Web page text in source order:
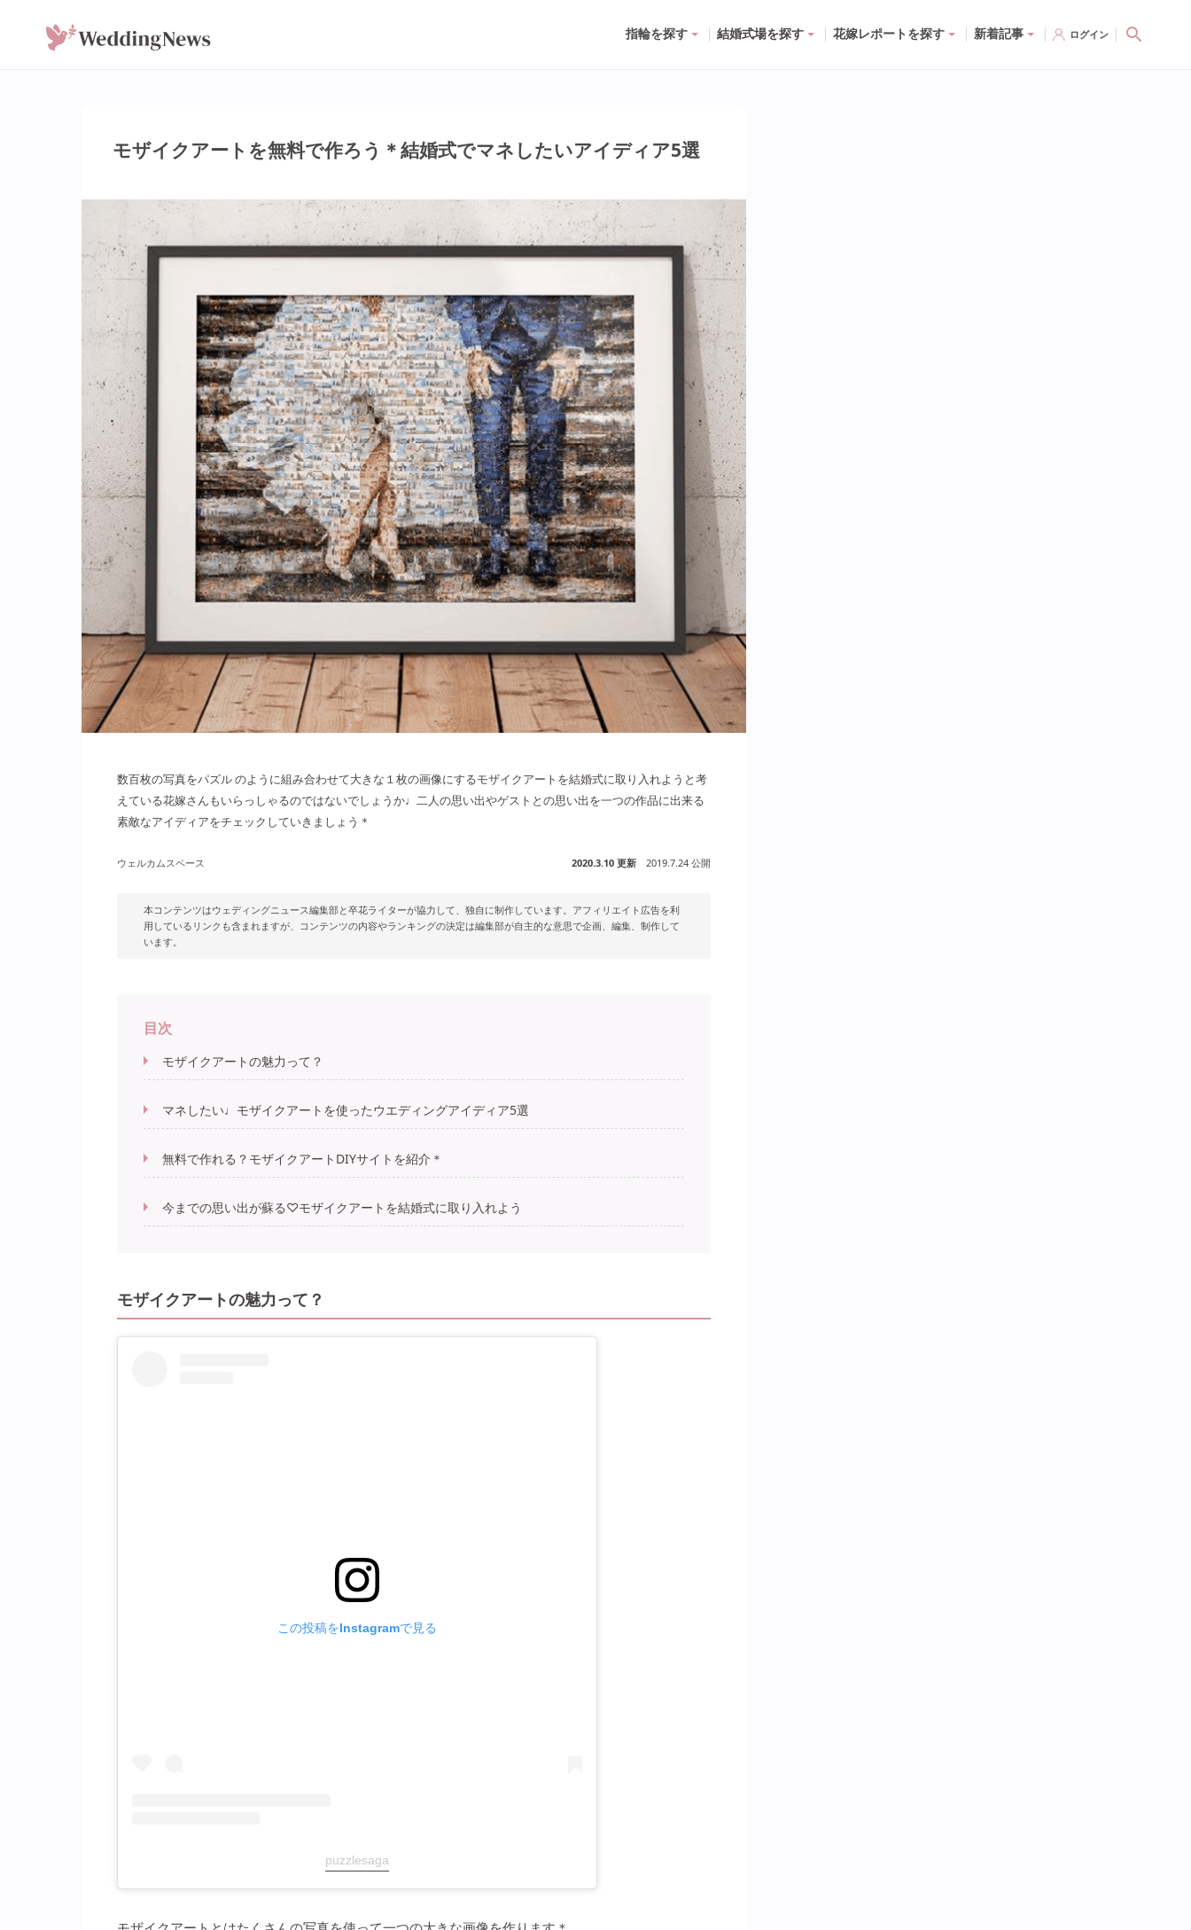
指輪を探す 結婚式場を探す 花嫁レポートを探す 新着記事 ログイン
モザイクアートを無料で作ろう＊結婚式でマネしたいアイディア5選
数百枚の写真をパズル のように組み合わせて大きな１枚の画像にするモザイクアートを結婚式に取り入れようと考
えている花嫁さんもいらっしゃるのではないでしょうか♩二人の思い出やゲストとの思い出を一つの作品に出来る
素敵なアイディアをチェックしていきましょう＊
ウェルカムスペース 2020.3.10 更新 2019.7.24 公開
本コンテンツはウェディングニュース編集部と卒花ライターが協力して、独自に制作しています。アフィリエイト広告を利
用しているリンクも含まれますが、コンテンツの内容やランキングの決定は編集部が自主的な意思で企画、編集、制作して
います。
目次
モザイクアートの魅力って？
マネしたい♩モザイクアートを使ったウエディングアイディア5選
無料で作れる？モザイクアートDIYサイトを紹介＊
今までの思い出が蘇る♡モザイクアートを結婚式に取り入れよう
モザイクアートの魅力って？
この投稿をInstagramで見る
puzzlesaga